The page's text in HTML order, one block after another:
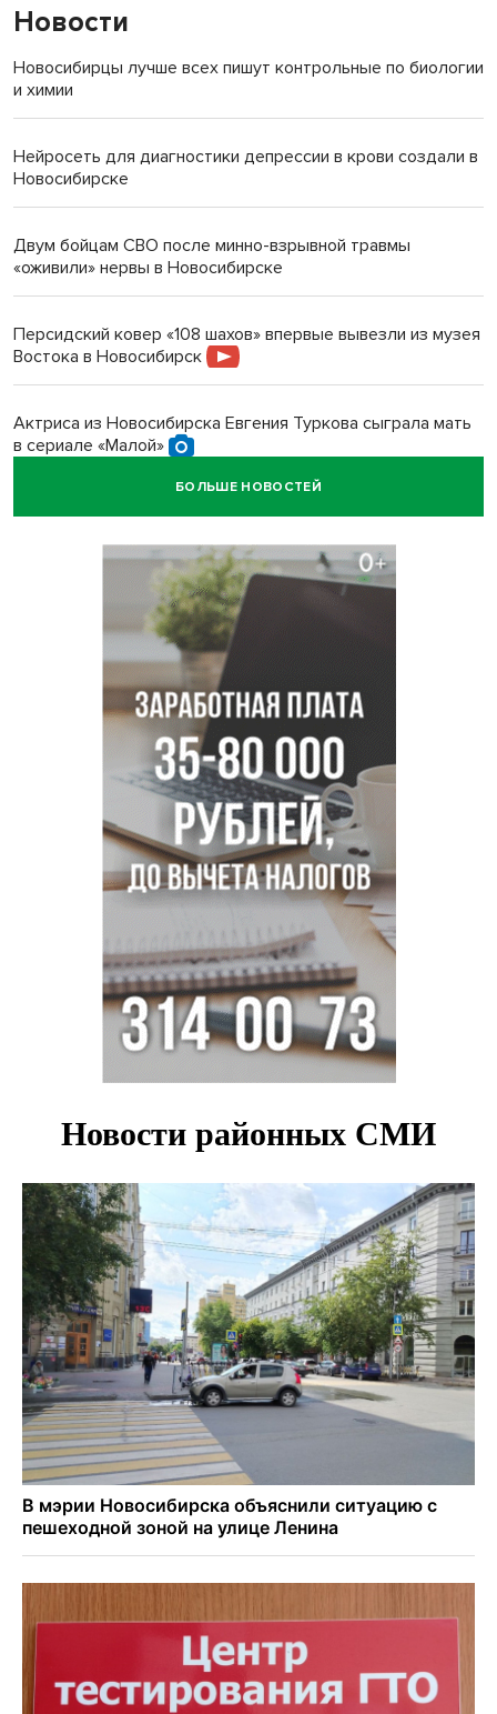
Новости
Новосибирцы лучше всех пишут контрольные по биологии
и химии
Нейросеть для диагностики депрессии в крови создали в
Новосибирске
Двум бойцам СВО после минно-взрывной травмы
«оживили» нервы в Новосибирске
Персидский ковер «108 шахов» впервые вывезли из музея
Востока в Новосибирск
Актриса из Новосибирска Евгения Туркова сыграла мать
в сериале «Малой»
БОЛЬШЕ НОВОСТЕЙ